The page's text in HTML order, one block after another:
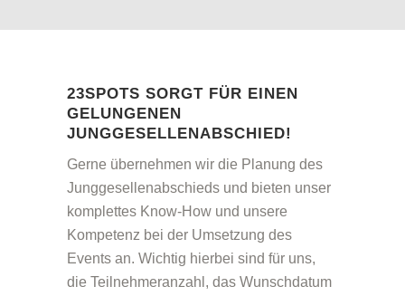
23SPOTS SORGT FÜR EINEN
GELUNGENEN
JUNGGESELLENABSCHIED!
Gerne übernehmen wir die Planung des
Junggesellenabschieds und bieten unser
komplettes Know-How und unsere
Kompetenz bei der Umsetzung des
Events an. Wichtig hierbei sind für uns,
die Teilnehmeranzahl, das Wunschdatum